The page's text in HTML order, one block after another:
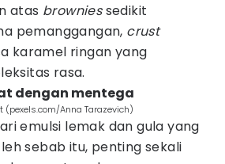
atas browniessedikit
pemanggangan, crust
karamel ringan yang
rasa.
dengan mentega
Anna Tarazevich)
emulsi lemak dan gula yang
sebab itu, penting sekali